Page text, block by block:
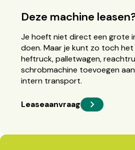
Deze machine
Je hoeft niet direct een grote
doen. Maar je kunt zo toch
heftruck, palletwagen,
schrobmachine toevoegen
intern transport.
Leaseaanvraag